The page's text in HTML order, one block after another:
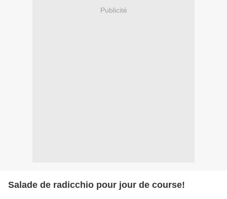
Publicité
Salade de radicchio pour jour de course!